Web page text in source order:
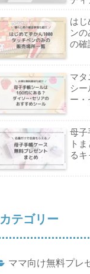
はじ
ン
の確
マタ
シー
ー・
母子
ト
る
カテゴリー
ママ向け無料プレ